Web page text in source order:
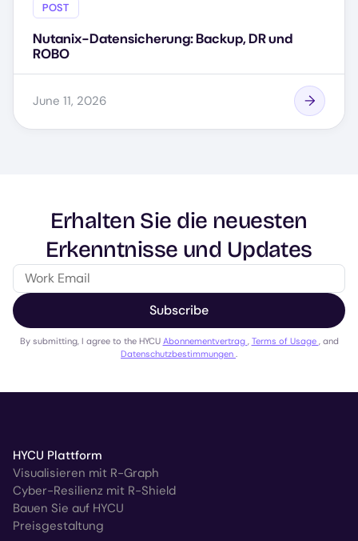
POST
Nutanix-Datensicherung: Backup, DR und
ROBO
June 11, 2026
Erhalten Sie die neuesten
Erkenntnisse und Updates
Subscribe
By submitting, I agree to the HYCU Abonnementvertrag , Terms of Usage , and
Datenschutzbestimmungen .
HYCU Plattform
Visualisieren mit R-Graph
Cyber-Resilienz mit R-Shield
Bauen Sie auf HYCU
Preisgestaltung